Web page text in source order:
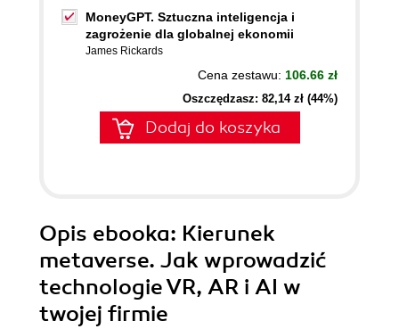
MoneyGPT. Sztuczna inteligencja i
zagrożenie dla globalnej ekonomii
James Rickards
Cena zestawu: 106.66 zł
Oszczędzasz: 82,14 zł (44%)
Dodaj do koszyka
Opis ebooka: Kierunek
metaverse. Jak wprowadzić
technologie VR, AR i AI w
twojej firmie